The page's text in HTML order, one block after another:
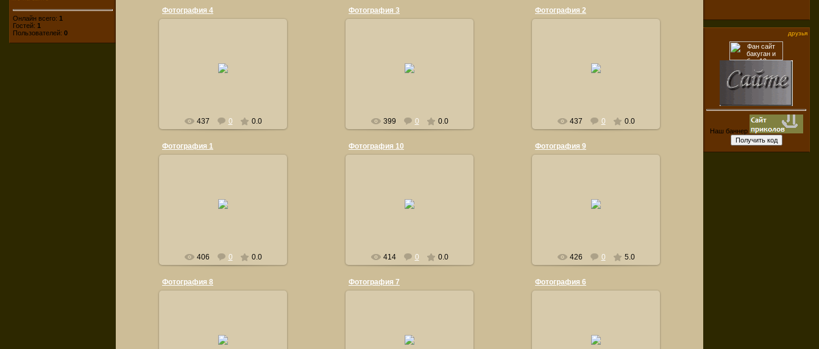
Онлайн всего: 1
Гостей: 1
Пользователей: 0
Фотография 4
437 0 0.0
Фотография 3
399 0 0.0
Фотография 2
437 0 0.0
Фотография 1
406 0 0.0
Фотография 10
414 0 0.0
Фотография 9
426 0 5.0
Фотография 8 Фотография 7 Фотография 6
друзья
Наш баннер